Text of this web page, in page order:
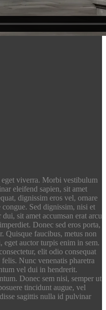
viverra. Morbi vestibulum
eleifend sapien, sit amet
dignissim eros vel, ornare
Sed dignissim, nisi et
sit amet accumsan erat arcu
Donec sed eros porta,
Quisque faucibus, metus non
eget auctor turpis enim in sem.
elit odio consequat
Nunc venenatis pharetra
vel dui in hendrerit.
Donec sem nisi, semper ut
tincidunt augue, vel
sagittis nulla id pulvinar